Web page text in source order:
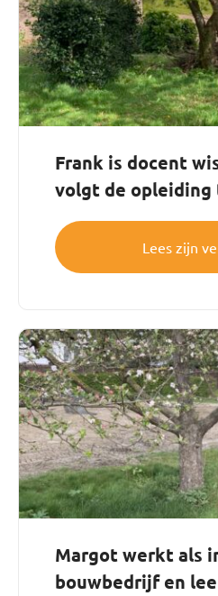
Frank is docent
volgt de
Lees zijn
Margot werkt als
bouwbedrijf en